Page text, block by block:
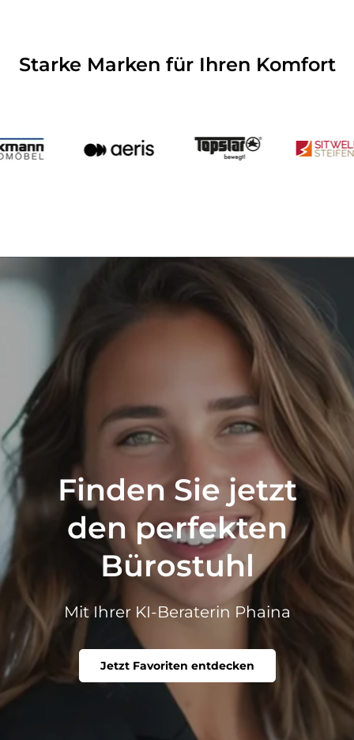
Starke Marken für Ihren Komfort
Finden Sie jetzt
den perfekten
Bürostuhl
Mit Ihrer KI-Beraterin Phaina
Jetzt Favoriten entdecken